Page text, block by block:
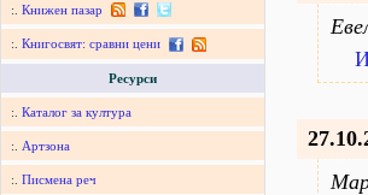
:. Книжен пазар
:. Книгосвят: сравни цени
Ресурси
:. Каталог за култура
:. Артзона
:. Писмена реч